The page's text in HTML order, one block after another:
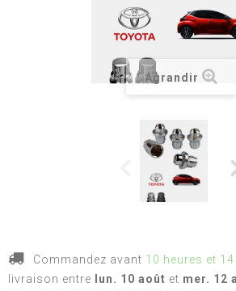
Agrandir
Commandez avant 10 heures et
livraison entre lun. 10 août et mer. 12